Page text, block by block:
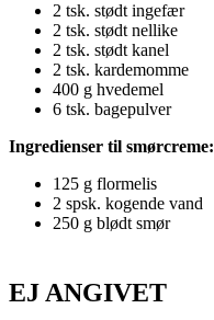
2 tsk. stødt ingefær
2 tsk. stødt nellike
2 tsk. stødt kanel
2 tsk. kardemomme
400 g hvedemel
6 tsk. bagepulver
Ingredienser til smørcreme:
125 g flormelis
2 spsk. kogende vand
250 g blødt smør
EJ ANGIVET